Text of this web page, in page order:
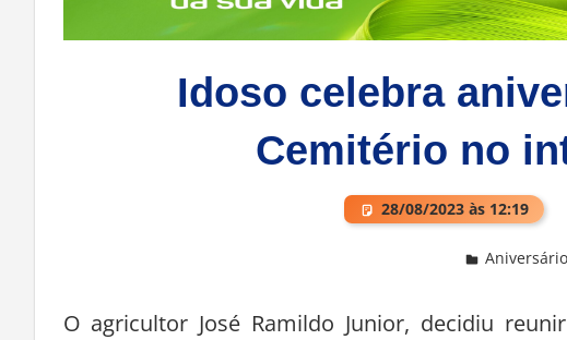
Idoso celebra
Cemitério no
28/08/2023 às 12:19
Aniversário
O agricultor José Ramildo Junior, decidiu